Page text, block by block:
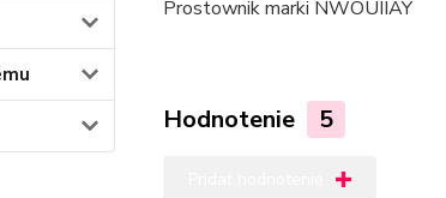
Prostownik marki NWOUIIAY
Hodnotenie 5